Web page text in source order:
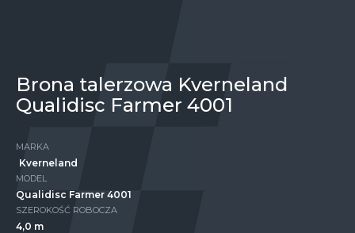
Brona talerzowa Kverneland
Qualidisc Farmer 4001
MARKA
Kverneland
MODEL
Qualidisc Farmer 4001
SZEROKOŚĆ ROBOCZA
4,0 m